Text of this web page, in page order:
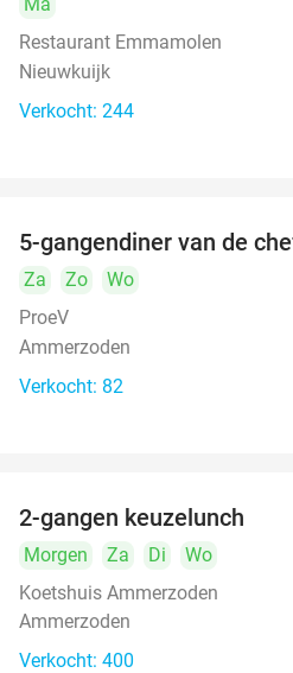
Restaurant Emmamolen
Nieuwkuijk
Verkocht: 244
5-gangendiner van de
Za Zo
Wo
ProeV
Ammerzoden
Verkocht: 82
2-gangen keuzelunch
Morgen Za Di
Wo
Koetshuis Ammerzoden
Ammerzoden
Verkocht: 400